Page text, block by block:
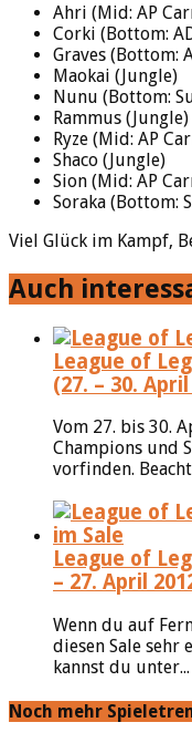
Ahri (Mid: AP
Corki (Bottom:
Graves (Bottom:
Maokai (Jungle)
Nunu (Bottom:
Rammus (Jungle)
Ryze (Mid: AP
Shaco (Jungle)
Sion (Mid: AP
Soraka (Bottom:
Viel Glück im Kampf,
Auch
League of
(27. – 30. April
Vom 27. bis 30.
Champions und
vorfinden.
League of
– 27. April
Wenn du auf
diesen Sale sehr
kannst du unter...
Noch mehr